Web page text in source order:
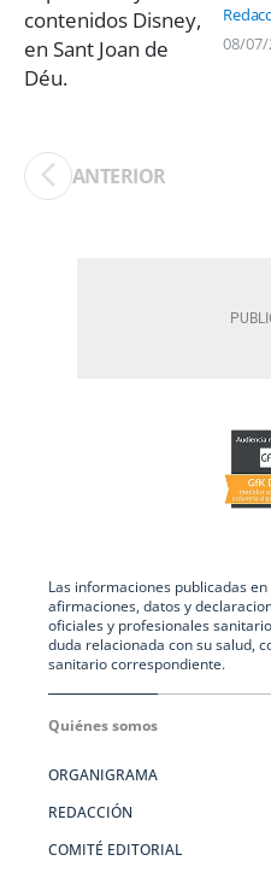
08/07/
ANTERIOR
Las informaciones publicadas
afirmaciones, datos y
oficiales y profesionales
duda relacionada con su salud,
sanitario correspondiente.
Quiénes somos
ORGANIGRAMA
REDACCIÓN
COMITÉ EDITORIAL